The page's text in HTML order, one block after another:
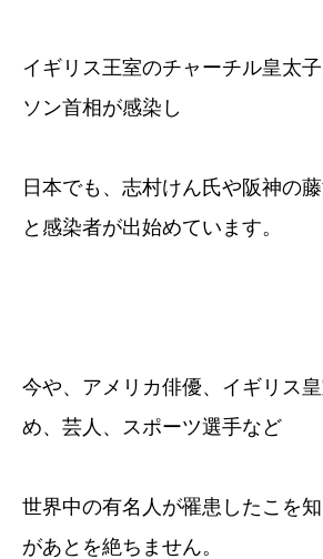
イギリス王室のチャーチル皇太
ソン首相が感染し
日本でも、志村けん氏や阪神の
と感染者が出始めています。
今や、アメリカ俳優、イギリス
め、芸人、スポーツ選手など
世界中の有名人が罹患したこを
があとを絶ちません。